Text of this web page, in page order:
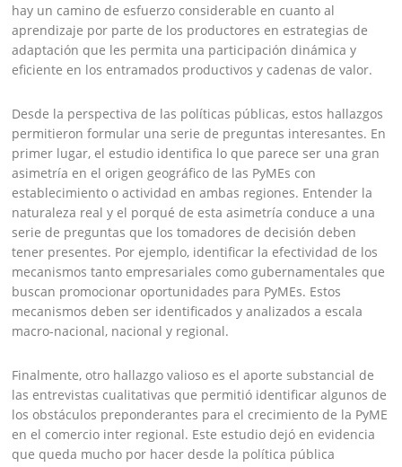
hay un camino de esfuerzo considerable en cuanto al
aprendizaje por parte de los productores en estrategias de
adaptación que les permita una participación dinámica y
eficiente en los entramados productivos y cadenas de valor.
Desde la perspectiva de las políticas públicas, estos hallazgos
permitieron formular una serie de preguntas interesantes. En
primer lugar, el estudio identifica lo que parece ser una gran
asimetría en el origen geográfico de las PyMEs con
establecimiento o actividad en ambas regiones. Entender la
naturaleza real y el porqué de esta asimetría conduce a una
serie de preguntas que los tomadores de decisión deben
tener presentes. Por ejemplo, identificar la efectividad de los
mecanismos tanto empresariales como gubernamentales que
buscan promocionar oportunidades para PyMEs. Estos
mecanismos deben ser identificados y analizados a escala
macro-nacional, nacional y regional.
Finalmente, otro hallazgo valioso es el aporte substancial de
las entrevistas cualitativas que permitió identificar algunos de
los obstáculos preponderantes para el crecimiento de la PyME
en el comercio inter regional. Este estudio dejó en evidencia
que queda mucho por hacer desde la política pública